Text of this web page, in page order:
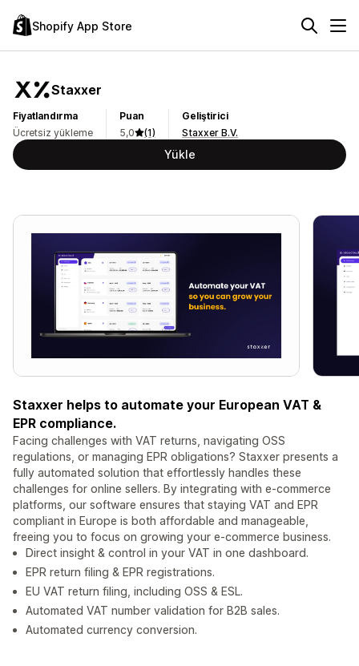
Shopify App Store
Staxxer
Fiyatlandırma
Ücretsiz yükleme
Puan
5,0
(1)
Geliştirici
Staxxer B.V.
Yükle
Staxxer helps to automate your European VAT &
EPR compliance.
Facing challenges with VAT returns, navigating OSS
regulations, or managing EPR obligations? Staxxer presents a
fully automated solution that effortlessly handles these
challenges for online sellers. By integrating with e-commerce
platforms, our software ensures that staying VAT and EPR
compliant in Europe is both affordable and manageable,
freeing you to focus on growing your e-commerce business.
Direct insight & control in your VAT in one dashboard.
EPR return filing & EPR registrations.
EU VAT return filing, including OSS & ESL.
Automated VAT number validation for B2B sales.
Automated currency conversion.